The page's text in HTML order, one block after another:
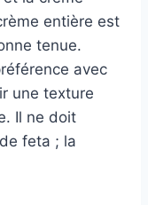
entière est
tenue.
avec
une texture
Il ne doit
feta ; la